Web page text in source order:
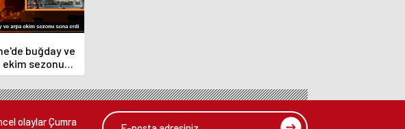
buğday ve
ekim sezonu
erdi
olaylar Çumra